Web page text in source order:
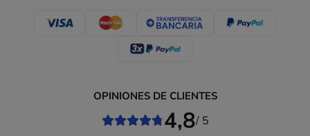
OPINIONES DE CLIENTES
4,8/ 5